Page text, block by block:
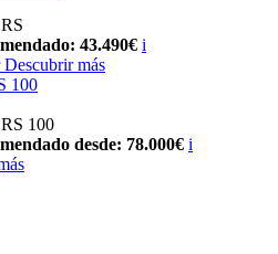
43.490€ i
Descubrir más
100
100
desde: 78.000€ i